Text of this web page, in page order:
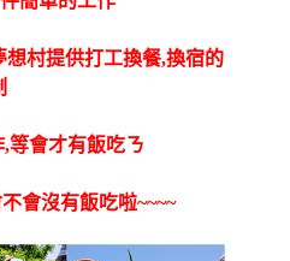
想村提供打工換餐,換宿的
等會才有飯吃ㄋ
會沒有飯吃啦~~~~